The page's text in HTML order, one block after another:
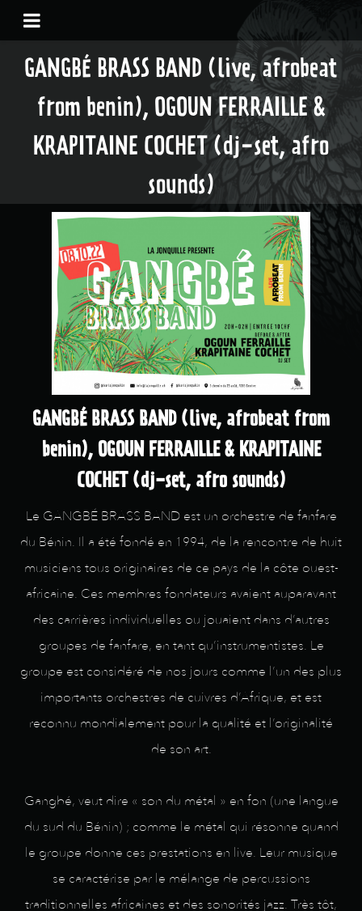
GANGBÉ BRASS BAND (live, afrobeat
from benin), OGOUN FERRAILLE &
KRAPITAINE COCHET (dj-set, afro
sounds)
GANGBÉ BRASS BAND (live, afrobeat from
benin), OGOUN FERRAILLE & KRAPITAINE
COCHET (dj-set, afro sounds)
Le GANGBÉ BRASS BAND est un orchestre de fanfare
du Bénin. Il a été fondé en 1994, de la rencontre de huit
musiciens tous originaires de ce pays de la côte ouest-
africaine. Ces membres fondateurs avaient auparavant
des carrières individuelles ou jouaient dans d’autres
groupes de fanfare, en tant qu’instrumentistes. Le
groupe est considéré de nos jours comme l’un des plus
importants orchestres de cuivres d’Afrique, et est
reconnu mondialement pour la qualité et l’originalité
de son art.
Gangbé, veut dire « son du métal » en fon (une langue
du sud du Bénin) ; comme le métal qui résonne quand
le groupe donne ces prestations en live. Leur musique
se caractérise par le mélange de percussions
traditionnelles africaines et des sonorités jazz. Très tôt,